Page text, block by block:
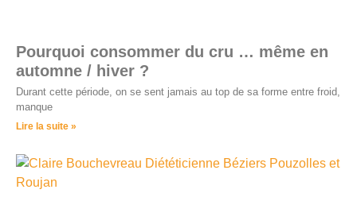
Pourquoi consommer du cru … même en
automne / hiver ?
Durant cette période, on se sent jamais au top de sa forme entre froid,
manque
Lire la suite »